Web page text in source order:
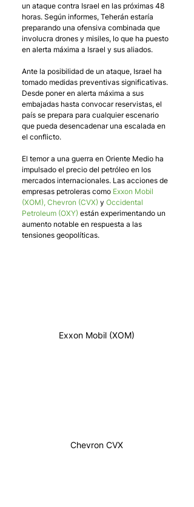
un ataque contra Israel en las próximas 48
horas. Según informes, Teherán estaría
preparando una ofensiva combinada que
involucra drones y misiles, lo que ha puesto
en alerta máxima a Israel y sus aliados.
Ante la posibilidad de un ataque, Israel ha
tomado medidas preventivas significativas.
Desde poner en alerta máxima a sus
embajadas hasta convocar reservistas, el
país se prepara para cualquier escenario
que pueda desencadenar una escalada en
el conflicto.
El temor a una guerra en Oriente Medio ha
impulsado el precio del petróleo en los
mercados internacionales. Las acciones de
empresas petroleras como Exxon Mobil
(XOM), Chevron (CVX) y Occidental
Petroleum (OXY) están experimentando un
aumento notable en respuesta a las
tensiones geopolíticas.
Exxon Mobil (XOM)
Chevron CVX